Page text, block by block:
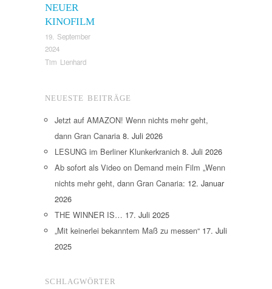
NEUER
KINOFILM
19. September
2024
Tim Lienhard
NEUESTE BEITRÄGE
Jetzt auf AMAZON! Wenn nichts mehr geht,
dann Gran Canaria 8. Juli 2026
LESUNG im Berliner Klunkerkranich 8. Juli 2026
Ab sofort als Video on Demand mein Film „Wenn
nichts mehr geht, dann Gran Canaria: 12. Januar
2026
THE WINNER IS… 17. Juli 2025
„Mit keinerlei bekanntem Maß zu messen“ 17. Juli
2025
SCHLAGWÖRTER